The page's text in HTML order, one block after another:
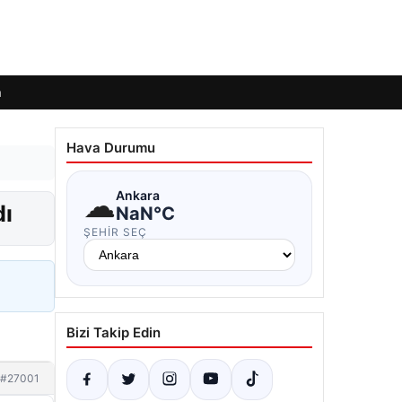
#27001
Hava Durumu
☁Ankara
NaN°C
ŞEHIR SEÇ
Bizi Takip Edin